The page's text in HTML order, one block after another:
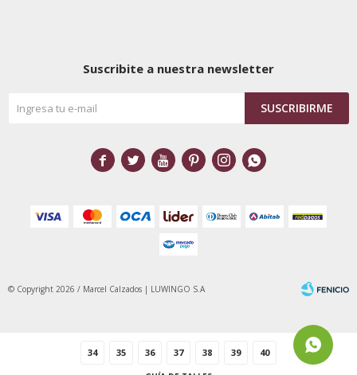
34 35 36 37 38 39 40
Suscribite a nuestra newsletter
SUSCRIBIRME
     
© Copyright 2026 / Marcel Calzados | LUWINGO S.A